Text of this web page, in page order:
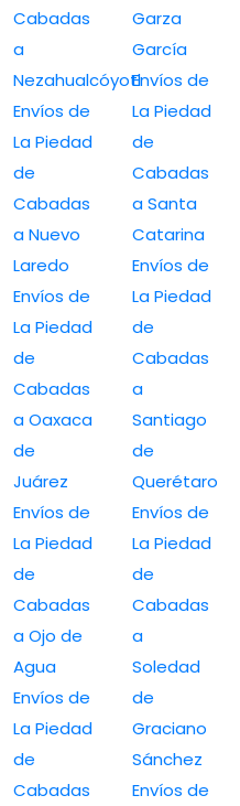
Cabadas
a
Nezahualcóyotl
Envíos de
La Piedad
de
Cabadas
a Nuevo
Laredo
Envíos de
La Piedad
de
Cabadas
a Oaxaca
de
Juárez
Envíos de
La Piedad
de
Cabadas
a Ojo de
Agua
Envíos de
La Piedad
de
Cabadas
Garza
García
Envíos de
La Piedad
de
Cabadas
a Santa
Catarina
Envíos de
La Piedad
de
Cabadas
a
Santiago
de
Querétaro
Envíos de
La Piedad
de
Cabadas
a
Soledad
de
Graciano
Sánchez
Envíos de